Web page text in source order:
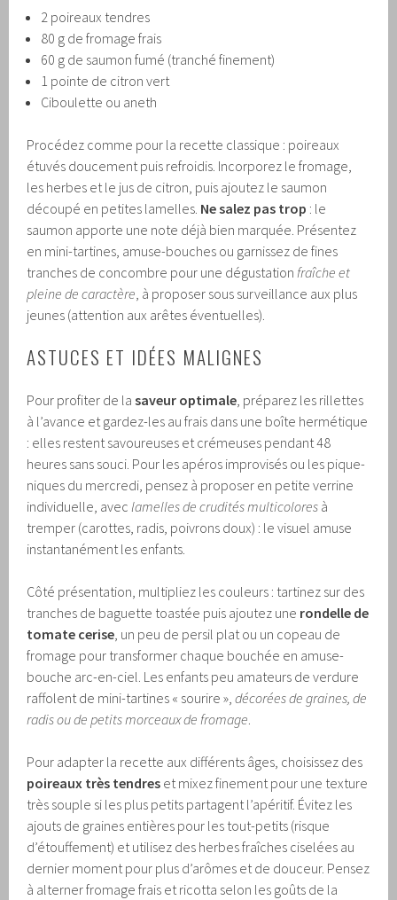
2 poireaux tendres
80 g de fromage frais
60 g de saumon fumé (tranché finement)
1 pointe de citron vert
Ciboulette ou aneth
Procédez comme pour la recette classique : poireaux
étuvés doucement puis refroidis. Incorporez le fromage,
les herbes et le jus de citron, puis ajoutez le saumon
découpé en petites lamelles. Ne salez pas trop : le
saumon apporte une note déjà bien marquée. Présentez
en mini-tartines, amuse-bouches ou garnissez de fines
tranches de concombre pour une dégustation fraîche et
pleine de caractère , à proposer sous surveillance aux plus
jeunes (attention aux arêtes éventuelles).
ASTUCES ET IDÉES MALIGNES
Pour profiter de lasaveur optimale , préparez les rillettes
à l’avance et gardez-les au frais dans une boîte hermétique
: elles restent savoureuses et crémeuses pendant 48
heures sans souci. Pour les apéros improvisés ou les pique-
niques du mercredi, pensez à proposer en petite verrine
individuelle, avec lamelles de crudités multicolores à
tremper (carottes, radis, poivrons doux) : le visuel amuse
instantanément les enfants.
Côté présentation, multipliez les couleurs : tartinez sur des
tranches de baguette toastée puis ajoutez une rondelle de
tomate cerise , un peu de persil plat ou un copeau de
fromage pour transformer chaque bouchée en amuse-
bouche arc-en-ciel. Les enfants peu amateurs de verdure
raffolent de mini-tartines « sourire »,décorées de graines, de
radis ou de petits morceaux de fromage
Pour adapter la recette aux différents âges, choisissez des
poireaux très tendres et mixez finement pour une texture
très souple si les plus petits partagent l’apéritif. Évitez les
ajouts de graines entières pour les tout-petits (risque
d’étouffement) et utilisez des herbes fraîches ciselées au
dernier moment pour plus d’arômes et de douceur. Pensez
à alterner fromage frais et ricotta selon les goûts de la